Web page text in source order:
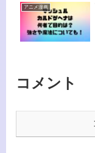
アニメ漫画
コメント